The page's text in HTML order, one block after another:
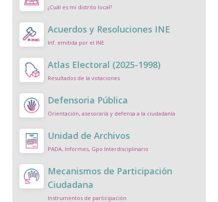
¿Cuál es mi distrito local?
Acuerdos y Resoluciones INE
Inf. emitida por el INE
Atlas Electoral (2025-1998)
Resultados de la votaciones
Defensoria Pública
Orientación, asesoraría y defensa a la ciudadanía
Unidad de Archivos
PADA, Informes, Gpo Interdisciplinario
Mecanismos de Participación
Ciudadana
Instrumentos de participación